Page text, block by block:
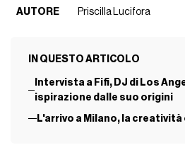
AUTORE
Priscilla Lucifora
IN QUESTO ARTICOLO
Intervista a Fifi, DJ di Los
ispirazione dalle suo origini
L'arrivo a Milano, la creatività